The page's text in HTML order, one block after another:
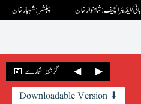
پبلشر: شہباز خان بانی / ایڈیٹرانچیف : شاہنواز خان
📅 گزشتہ شمارے ◀
▶
Downloadable Version ⬇